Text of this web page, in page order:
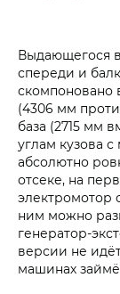
Выдающегося
спереди и
(4306 мм
база (2715 мм
углам кузова
абсолютно
отсеке, на
электромотор
ним можно
генератор-
версии не
машинах